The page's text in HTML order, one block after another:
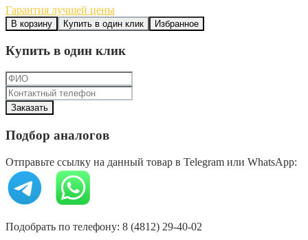
Гарантия лучшей цены
В корзину Купить в один клик Избранное
Купить в один клик
Подбор аналогов
Отправьте ссылку на данный товар в Telegram или WhatsApp:
Подобрать по телефону: 8 (4812) 29-40-02